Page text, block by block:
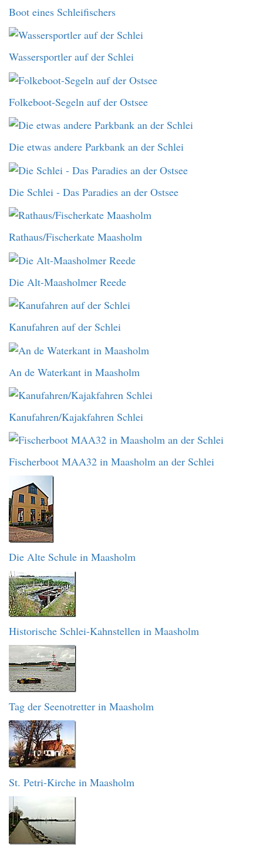
Boot eines Schleifischers
Wassersportler auf der Schlei
Folkeboot-Segeln auf der Ostsee
Die etwas andere Parkbank an der Schlei
Die Schlei - Das Paradies an der Ostsee
Rathaus/Fischerkate Maasholm
Die Alt-Maasholmer Reede
Kanufahren auf der Schlei
An de Waterkant in Maasholm
Kanufahren/Kajakfahren Schlei
Fischerboot MAA32 in Maasholm an der Schlei
Die Alte Schule in Maasholm
Historische Schlei-Kahnstellen in Maasholm
Tag der Seenotretter in Maasholm
St. Petri-Kirche in Maasholm